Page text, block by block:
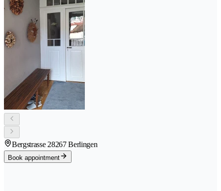
Bergstrasse 28267 Berlingen
Book appointment